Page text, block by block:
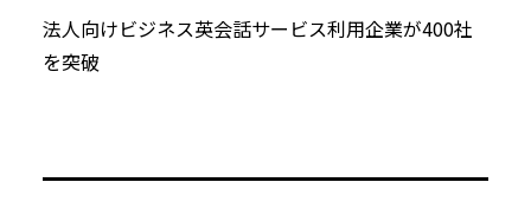
法人向けビジネス英会話サービス利用企業が400社
を突破